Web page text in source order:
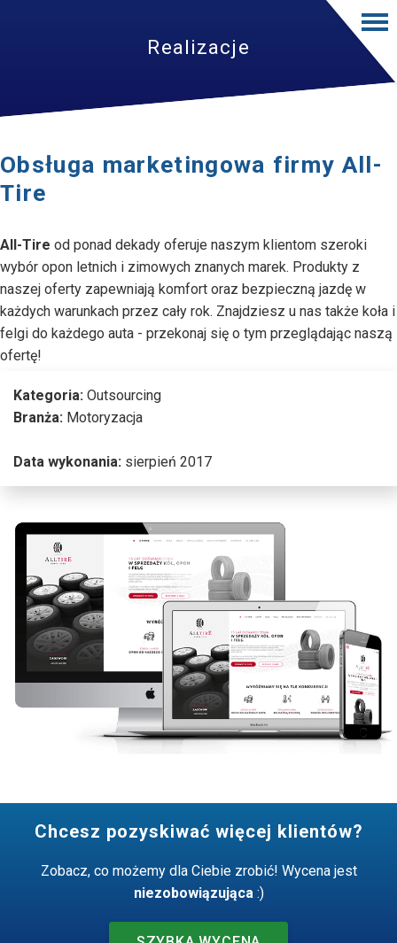
Realizacje
Obsługa marketingowa firmy All-
Tire
All-Tire od ponad dekady oferuje naszym klientom szeroki
wybór opon letnich i zimowych znanych marek. Produkty z
naszej oferty zapewniają komfort oraz bezpieczną jazdę w
każdych warunkach przez cały rok. Znajdziesz u nas także koła i
felgi do każdego auta - przekonaj się o tym przeglądając naszą
ofertę!
Kategoria: Outsourcing
Branża: Motoryzacja
Data wykonania: sierpień 2017
Chcesz pozyskiwać więcej klientów?
Zobacz, co możemy dla Ciebie zrobić! Wycena jest
niezobowiązująca:)